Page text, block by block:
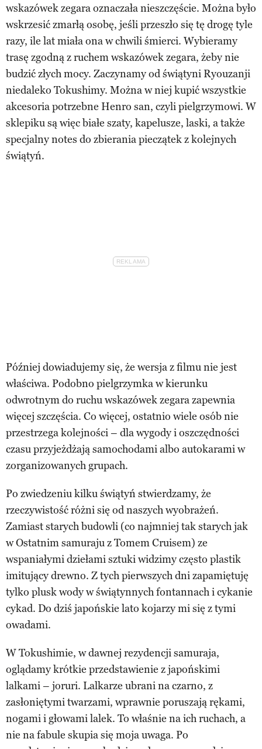
wskazówek zegara oznaczała nieszczęście. Można było
wskrzesić zmarłą osobę, jeśli przeszło się tę drogę tyle
razy, ile lat miała ona w chwili śmierci. Wybieramy
trasę zgodną z ruchem wskazówek zegara, żeby nie
budzić złych mocy. Zaczynamy od świątyni Ryouzanji
niedaleko Tokushimy. Można w niej kupić wszystkie
akcesoria potrzebne Henro san, czyli pielgrzymowi. W
sklepiku są więc białe szaty, kapelusze, laski, a także
specjalny notes do zbierania pieczątek z kolejnych
świątyń.
Później dowiadujemy się, że wersja z filmu nie jest
właściwa. Podobno pielgrzymka w kierunku
odwrotnym do ruchu wskazówek zegara zapewnia
więcej szczęścia. Co więcej, ostatnio wiele osób nie
przestrzega kolejności – dla wygody i oszczędności
czasu przyjeżdżają samochodami albo autokarami w
zorganizowanych grupach.
Po zwiedzeniu kilku świątyń stwierdzamy, że
rzeczywistość różni się od naszych wyobrażeń.
Zamiast starych budowli (co najmniej tak starych jak
w Ostatnim samuraju z Tomem Cruisem) ze
wspaniałymi dziełami sztuki widzimy często plastik
imitujący drewno. Z tych pierwszych dni zapamiętuję
tylko plusk wody w świątynnych fontannach i cykanie
cykad. Do dziś japońskie lato kojarzy mi się z tymi
owadami.
W Tokushimie, w dawnej rezydencji samuraja,
oglądamy krótkie przedstawienie z japońskimi
lalkami – joruri. Lalkarze ubrani na czarno, z
zasłoniętymi twarzami, wprawnie poruszają rękami,
nogami i głowami lalek. To właśnie na ich ruchach, a
nie na fabule skupia się moja uwaga. Po